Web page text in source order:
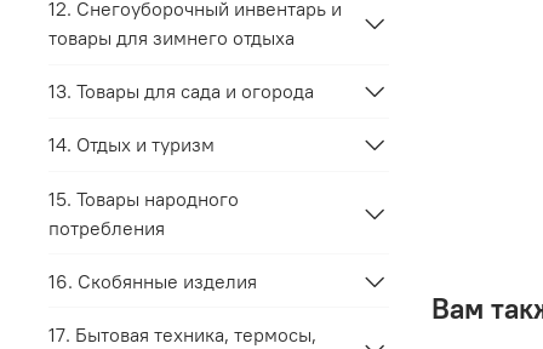
Вам
12. Снегоуборочный инвентарь и
товары для зимнего отдыха
13. Товары для сада и огорода
14. Отдых и туризм
15. Товары народного
потребления
16. Скобянные изделия
17. Бытовая техника, термосы,